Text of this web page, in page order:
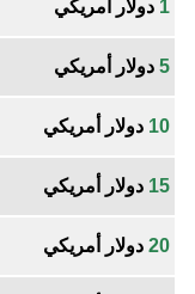
1 دولار أمريكي
5 دولار أمريكي
10 دولار أمريكي
15 دولار أمريكي
20 دولار أمريكي